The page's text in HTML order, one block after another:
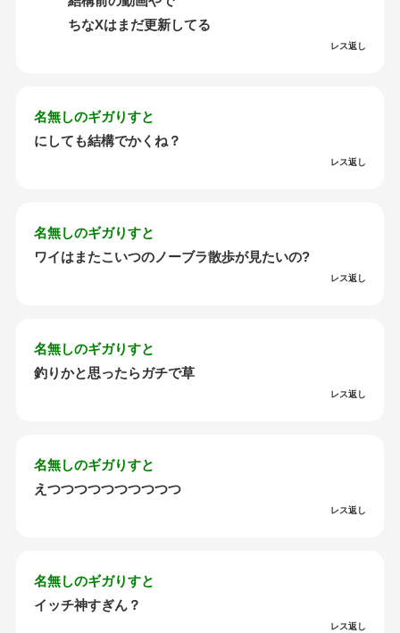
ちなXはまだ更新してる
レス返し
名無しのギガりすと
にしても結構でかくね？
レス返し
名無しのギガりすと
ワイはまたこいつのノーブラ散歩が見たいの?
レス返し
名無しのギガりすと
釣りかと思ったらガチで草
レス返し
名無しのギガりすと
えつつつつつつつつつつ
レス返し
名無しのギガりすと
イッチ神すぎん？
レス返し